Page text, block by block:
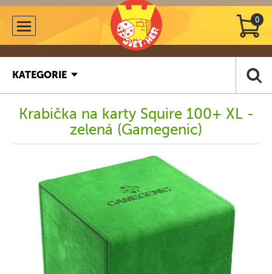
0
KATEGORIE
Krabička na karty Squire 100+ XL -
zelená (Gamegenic)